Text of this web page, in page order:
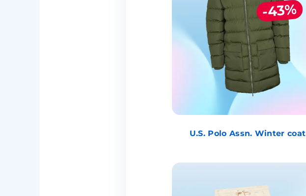
U.S. Polo Assn. Winter coat